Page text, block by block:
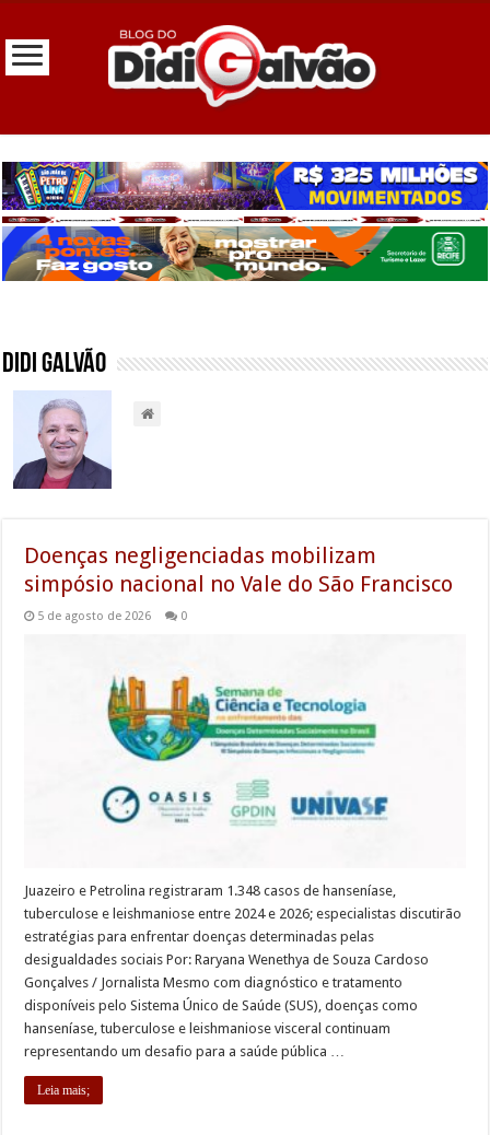
Didi Galvão
Doenças negligenciadas mobilizam
simpósio nacional no Vale do São Francisco
5 de agosto de 2026 0
Juazeiro e Petrolina registraram 1.348 casos de hanseníase,
tuberculose e leishmaniose entre 2024 e 2026; especialistas discutirão
estratégias para enfrentar doenças determinadas pelas
desigualdades sociais Por: Raryana Wenethya de Souza Cardoso
Gonçalves / Jornalista Mesmo com diagnóstico e tratamento
disponíveis pelo Sistema Único de Saúde (SUS), doenças como
hanseníase, tuberculose e leishmaniose visceral continuam
representando um desafio para a saúde pública …
Leia mais;